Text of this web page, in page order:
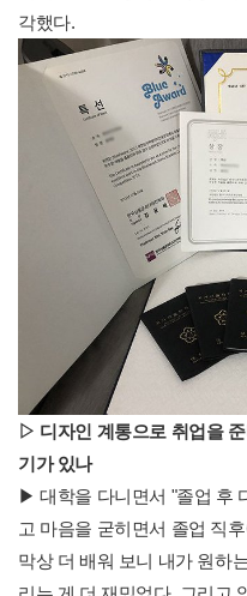
각했다.
▷ 디자인 계통으로 취업을
기가 있나
▶ 대학을 다니면서 "졸업 후
고 마음을 굳히면서 졸업 직
막상 더 배워 보니 내가 원하